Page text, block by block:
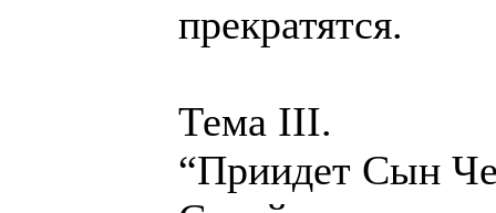
прекратятся.
Тема III.
“Приидет Сын